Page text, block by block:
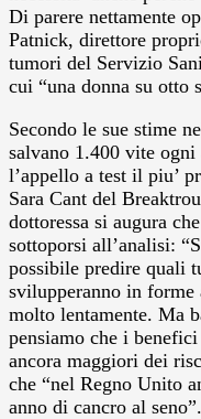
Di parere nettamente
Patnick, direttore
tumori del Servizio
cui “una donna su otto
Secondo le sue stime
salvano 1.400 vite ogni
l’appello a test il piu’
Sara Cant del
dottoressa si augura
sottoporsi all’analisi:
possibile predire quali
svilupperanno in forme
molto lentamente. Ma
pensiamo che i
ancora maggiori dei
che “nel Regno Unito
anno di cancro al seno”.